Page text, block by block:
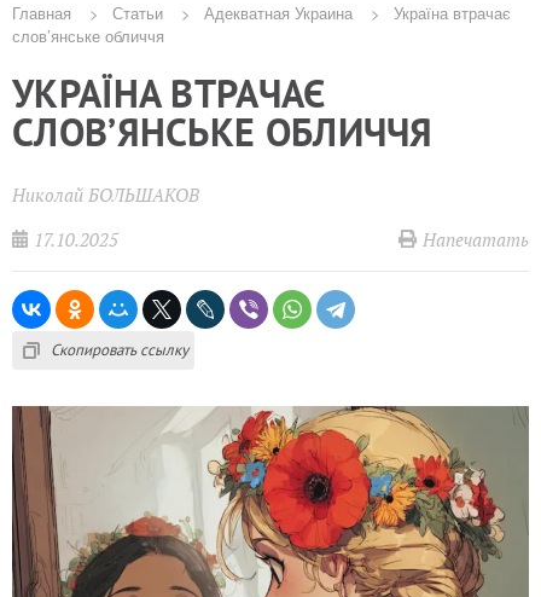
Строка
навигации
Главная Статьи Адекватная Украина
Україна втрачає
слов’янське обличчя
УКРАЇНА ВТРАЧАЄ
СЛОВ’ЯНСЬКЕ ОБЛИЧЧЯ
Николай БОЛЬШАКОВ
17.10.2025
Напечатать
Скопировать ссылку